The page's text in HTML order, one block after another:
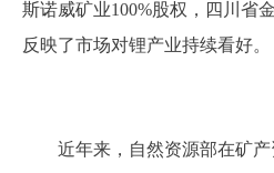
斯诺威矿业100%股权，四川省
反映了市场对锂产业持续看好。
近年来，自然资源部在矿